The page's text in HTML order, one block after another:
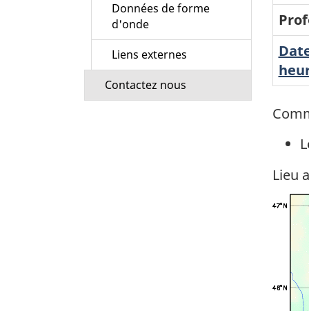
Lieu
Données de forme
d'onde
Liens externes
Contactez nous